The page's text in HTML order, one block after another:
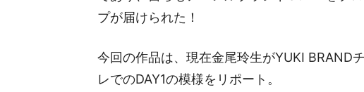
プが届けられた！
今回の作品は、現在金尾玲生がYUKI BRAND
レでのDAY1の模様をリポート。